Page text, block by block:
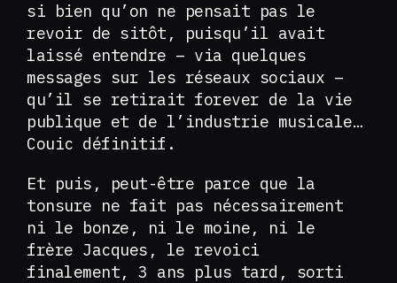
si bien qu’on ne pensait pas le
revoir de sitôt, puisqu’il avait
laissé entendre – via quelques
messages sur les réseaux sociaux –
qu’il se retirait forever de la vie
publique et de l’industrie musicale…
Couic définitif.
Et puis, peut-être parce que la
tonsure ne fait pas nécessairement
ni le bonze, ni le moine, ni le
frère Jacques, le revoici
finalement, 3 ans plus tard, sorti